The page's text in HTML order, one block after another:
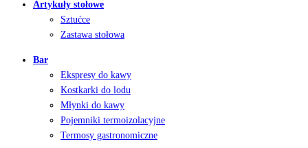
Artykuły stołowe
Sztućce
Zastawa stołowa
Bar
Ekspresy do kawy
Kostkarki do lodu
Młynki do kawy
Pojemniki termoizolacyjne
Termosy gastronomiczne